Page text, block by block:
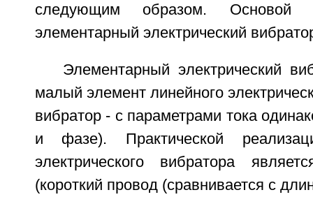
следующим образом. Основой
элементарный электрический
Элементарный электрический
малый элемент линейного
вибратор - с параметрами тока
и фазе). Практической
электрического вибратора
(короткий провод (сравнивается с